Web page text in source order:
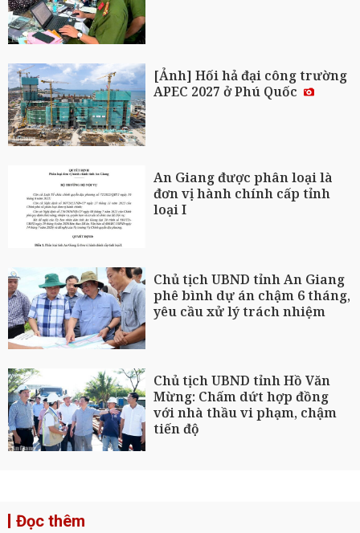
[Ảnh] Hối hả đại công trường
APEC 2027 ở Phú Quốc
An Giang được phân loại là
đơn vị hành chính cấp tỉnh
loại I
Chủ tịch UBND tỉnh An Giang
phê bình dự án chậm 6 tháng,
yêu cầu xử lý trách nhiệm
Chủ tịch UBND tỉnh Hồ Văn
Mừng: Chấm dứt hợp đồng
với nhà thầu vi phạm, chậm
tiến độ
Đọc thêm